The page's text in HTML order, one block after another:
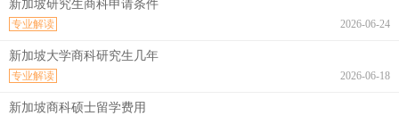
新加坡研究生商科申请条件
2026-06-24
专业解读
新加坡大学商科研究生几年
2026-06-18
专业解读
新加坡商科硕士留学费用